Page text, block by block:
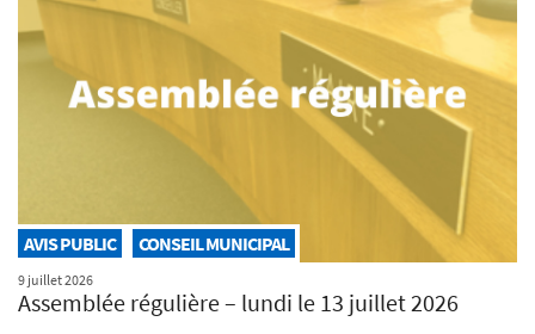
AVIS PUBLIC CONSEIL MUNICIPAL
9 juillet 2026
Assemblée régulière – lundi le 13 juillet 2026